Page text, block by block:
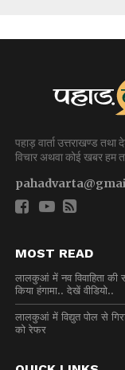
पहाड़ वार्ता उत्तराखण्ड
विचार अथवा कोई खबर हम
MOST READ
लालकुआं में नव विवाहिता की
किया हंगामा.. देखें वीडियो..
लालकुआं में विद्युत पोल से
को रेफर